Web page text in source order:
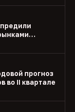
прогноз
во II квартале